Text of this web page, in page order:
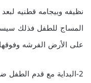
نظيفه وبيجامه قطنيه
المساج للطفل فذلك
على الأرض الفرشه
2-البداية مع قدم